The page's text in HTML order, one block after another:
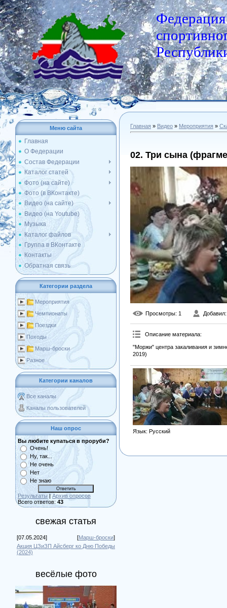
Федерация
Меню сайта
Главная
О Федерации
Состав Федерации
Каталог статей
Фото (на сайте)
Фото (в ВКонтакте)
Видео (на сайте)
Видео (на Youtube)
Музыка
Каталог файлов
Группа в ВКонтакте
Контакты
Обратная связь
Категории раздела
Мероприятия
Чемпионаты
Поездки
Походы
Марш-броски
Разное
Категории каналов
Все каналы
Каналы пользователей
Наш опрос
Вы любите купаться в проруби?
Очень!
Ну, так...
Не очень
Нет
Не знаю
Результаты | Архив опросов
Всего ответов: 43
свежая статья
[07.05.2024] [Марш-броски]
Акция ЦЗиЗП Айсберг ко Дню Победы
(2024)
весёлые фото
Главная » Видео » Мероприятия »
02. Три сына
Просмотры: 1 Добавил
Описание материала:
"Моржи" центра закаливания и
2019)
Язык: Русский